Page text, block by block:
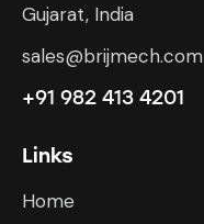
Gujarat, India
sales@brijmech.com
+91 982 413 4201
Links
Home